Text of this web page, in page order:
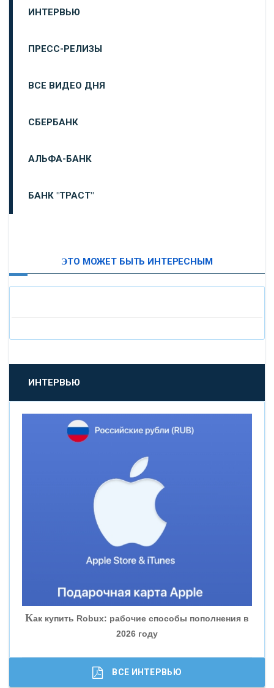
ИНТЕРВЬЮ
ПРЕСС-РЕЛИЗЫ
ВСЕ ВИДЕО ДНЯ
СБЕРБАНК
АЛЬФА-БАНК
БАНК "ТРАСТ"
«БАНК САНКТ-ПЕТЕРБУРГ»
«ПРОМСВЯЗЬБАНК»
«НОВИКОМБАНК»
«ВНЕШПРОМБАНК»
«БАНК ГЛОБЭКС»
«СОВКОМБАНК»
«ГАЗПРОМБАНК»
ЭТО МОЖЕТ БЫТЬ ИНТЕРЕСНЫМ
ИНТЕРВЬЮ
Как купить Robux: рабочие способы пополнения в
2026 году
ВСЕ ИНТЕРВЬЮ